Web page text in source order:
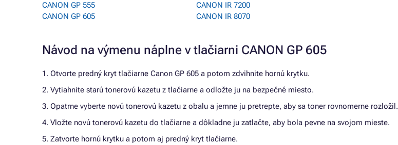
CANON GP 555
CANON GP 605
CANON IR 7200
CANON IR 8070
Návod na výmenu náplne v tlačiarni CANON GP 605
1. Otvorte predný kryt tlačiarne Canon GP 605 a potom zdvihnite hornú krytku.
2. Vytiahnite starú tonerovú kazetu z tlačiarne a odložte ju na bezpečné miesto.
3. Opatrne vyberte novú tonerovú kazetu z obalu a jemne ju pretrepte, aby sa toner rovnomerne rozložil.
4. Vložte novú tonerovú kazetu do tlačiarne a dôkladne ju zatlačte, aby bola pevne na svojom mieste.
5. Zatvorte hornú krytku a potom aj predný kryt tlačiarne.